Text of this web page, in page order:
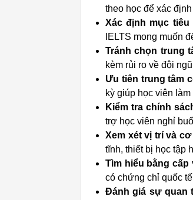
theo học để xác
Xác định mục
IELTS mong muốn
Tránh chọn trung
kèm rủi ro về đội
Ưu tiên trung tâm
kỳ giúp học viên
Kiểm tra chính
trợ học viên nghỉ
Xem xét vị trí và
tĩnh, thiết bị học tập
Tìm hiểu bằng cấp
có chứng chỉ quốc
Đánh giá sự quan